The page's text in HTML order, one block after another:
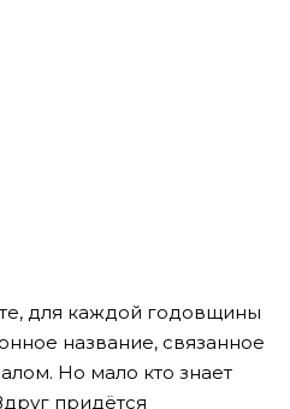
для каждой годовщины
название, связанное
Но мало кто знает
придётся